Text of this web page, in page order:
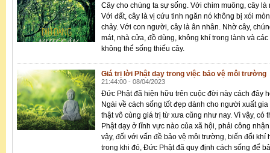
Cây cho chúng ta sự sống. Với chim muông, cây
Với đất, cây là vị cứu tinh ngăn nó không bị xói
chảy. Với con người, cây là ân nhân. Nhờ cây,
mát, nhà cửa, đồ dùng, không khí trong lành và
không thể sống thiếu cây.
Giá trị lời Phật dạy trong việc bảo vệ môi trường
21:44:00 - 08/04/2023
Đức Phật đã hiện hữu trên cuộc đời này cách đây
Ngài về cách sống tốt đẹp dành cho người xuất
thật vô cùng giá trị từ xưa cũng như nay. Vì vậy, có
Phật dạy ở lĩnh vực nào của xã hội, phải công
vậy, đối với vấn đề bảo vệ môi trường, biến đổi
trong khi đó, Đức Phật đã quy định cách sống để